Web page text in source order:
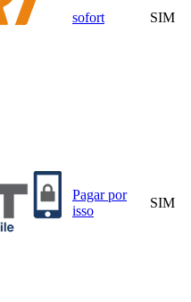
sofort SIM
Pagar por
isso
SIM